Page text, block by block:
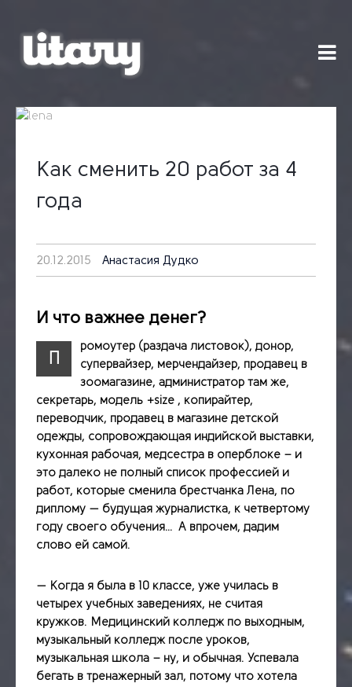
content
Как сменить 20 работ за 4
года
20.12.2015 Анастасия Дудко
И что важнее денег?
П
ромоутер (раздача листовок), донор,
супервайзер, мерчендайзер, продавец в
зоомагазине, администратор там же,
секретарь, модель +size , копирайтер,
переводчик, продавец в магазине детской
одежды, сопровождающая индийской выставки,
кухонная рабочая, медсестра в оперблоке – и
это далеко не полный список профессией и
работ, которые сменила брестчанка Лена, по
диплому — будущая журналистка, к четвертому
году своего обучения… А впрочем, дадим
слово ей самой.
— Когда я была в 10 классе, уже училась в
четырех учебных заведениях, не считая
кружков. Медицинский колледж по выходным,
музыкальный колледж после уроков,
музыкальная школа – ну, и обычная. Успевала
бегать в тренажерный зал, потому что хотела